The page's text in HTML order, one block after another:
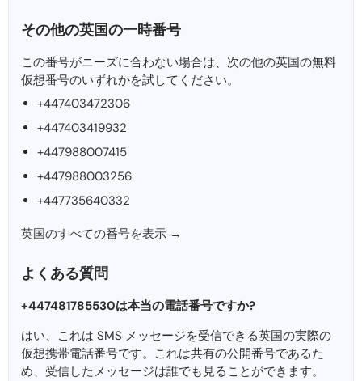
その他の英国の一時番号
この番号がニーズに合わない場合は、次の他の英国の無料
仮想番号のいずれかを試してください。
+447403472306
+447403419932
+447988007415
+447988003256
+447735640332
英国のすべての番号を表示 →
よくある質問
+447481785530は本当の電話番号ですか?
はい、これは SMS メッセージを受信できる英国の実際の
仮想携帯電話番号です。これは共有の公開番号であるた
め、受信したメッセージは誰でも見ることができます。